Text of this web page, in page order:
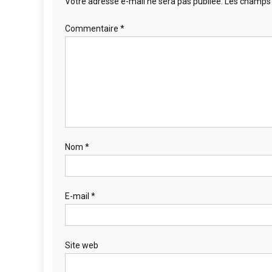
Commentaire *
Nom *
E-mail *
Site web